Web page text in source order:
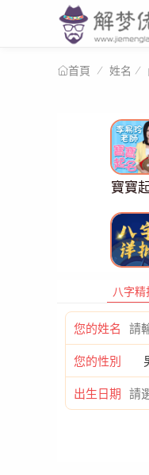
首頁 姓名
寶寶
八字精
您的姓名
您的性別
出生日期